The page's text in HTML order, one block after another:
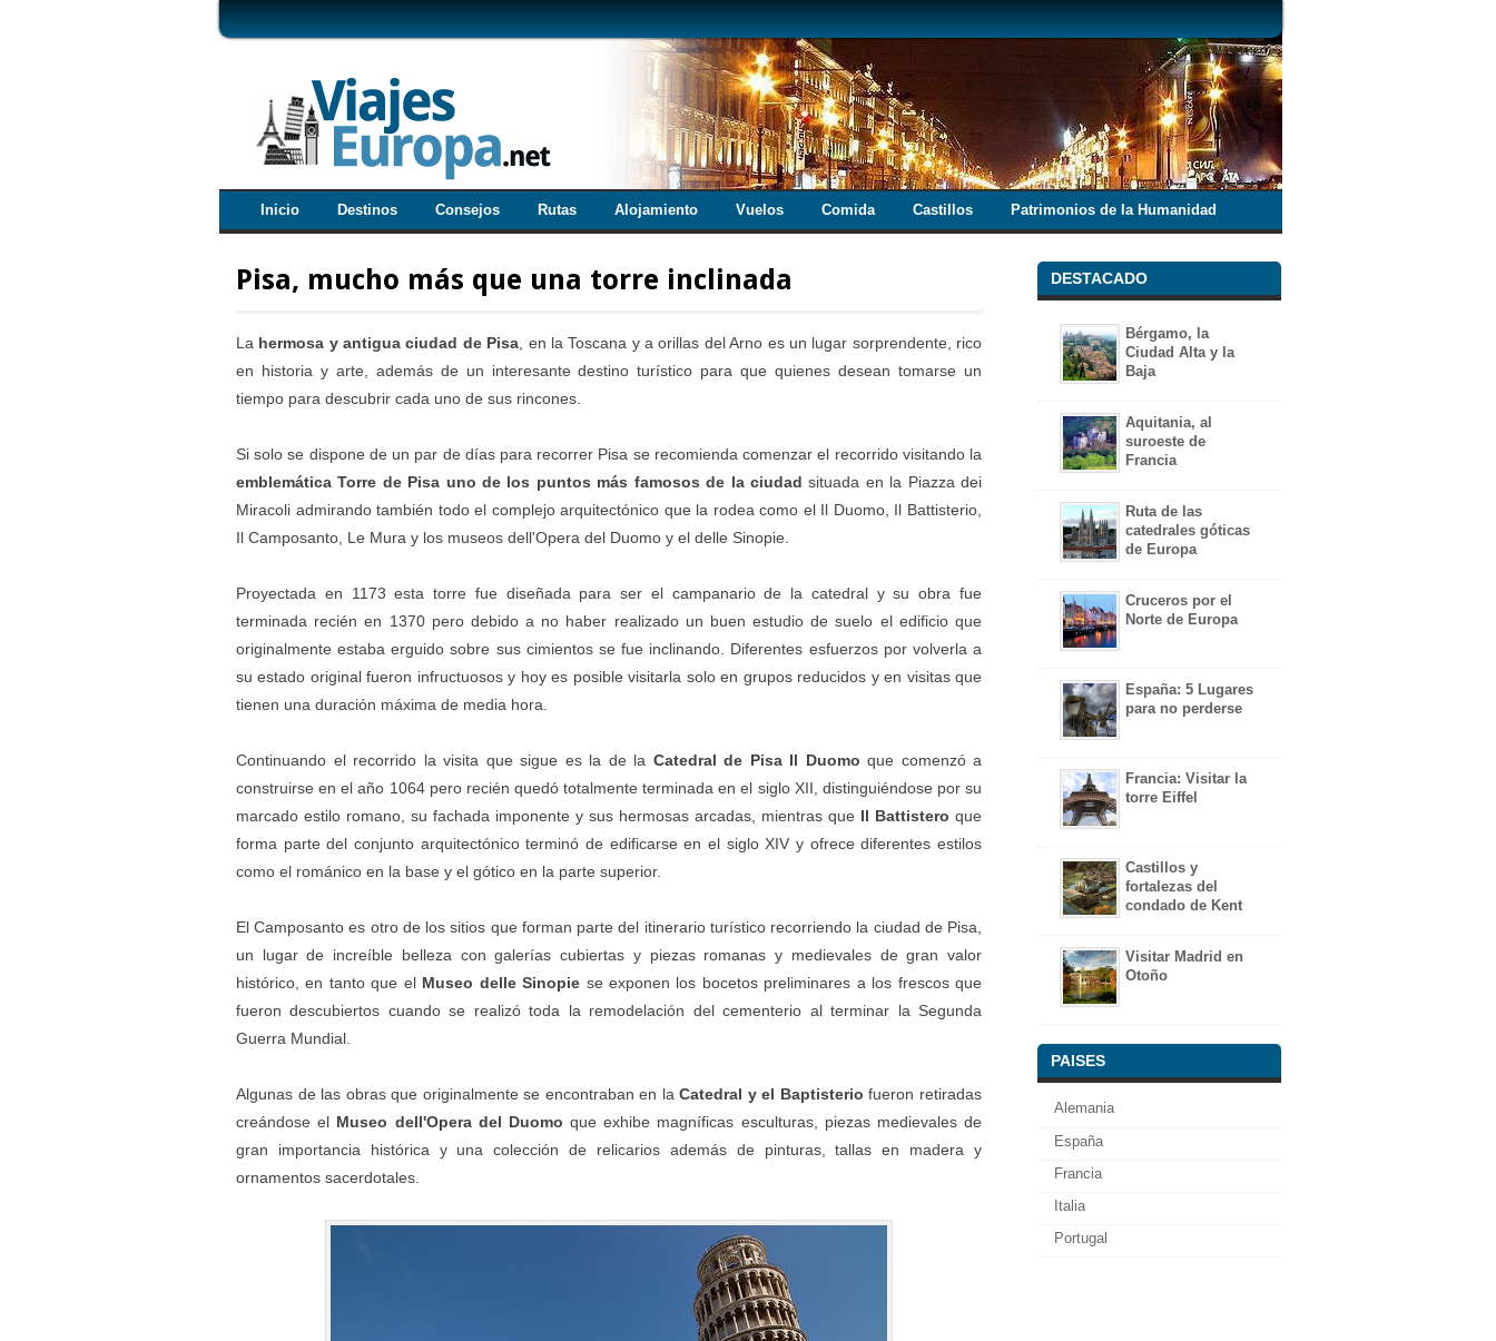
Inicio Destinos Consejos Rutas Alojamiento Vuelos Comida Castillos Patrimonios de la Humanidad
Pisa, mucho más que una torre inclinada
La hermosa y antigua ciudad de Pisa, en la Toscana y a orillas del Arno es un lugar sorprendente, rico
en historia y arte, además de un interesante destino turístico para que quienes desean tomarse un
tiempo para descubrir cada uno de sus rincones.
Si solo se dispone de un par de días para recorrer Pisa se recomienda comenzar el recorrido visitando la
emblemática Torre de Pisa uno de los puntos más famosos de la ciudadsituada en la Piazza dei
Miracoli admirando también todo el complejo arquitectónico que la rodea como el Il Duomo, Il Battisterio,
Il Camposanto, Le Mura y los museos dell'Opera del Duomo y el delle Sinopie.
Proyectada en 1173 esta torre fue diseñada para ser el campanario de la catedral y su obra fue
terminada recién en 1370 pero debido a no haber realizado un buen estudio de suelo el edificio que
originalmente estaba erguido sobre sus cimientos se fue inclinando. Diferentes esfuerzos por volverla a
su estado original fueron infructuosos y hoy es posible visitarla solo en grupos reducidos y en visitas que
tienen una duración máxima de media hora.
Continuando el recorrido la visita que sigue es la de la Catedral de Pisa Il Duomo que comenzó a
construirse en el año 1064 pero recién quedó totalmente terminada en el siglo XII, distinguiéndose por su
marcado estilo romano, su fachada imponente y sus hermosas arcadas, mientras que Il Battistero que
forma parte del conjunto arquitectónico terminó de edificarse en el siglo XIV y ofrece diferentes estilos
como el románico en la base y el gótico en la parte superior.
El Camposanto es otro de los sitios que forman parte del itinerario turístico recorriendo la ciudad de Pisa,
un lugar de increíble belleza con galerías cubiertas y piezas romanas y medievales de gran valor
histórico, en tanto que el Museo delle Sinopie se exponen los bocetos preliminares a los frescos que
fueron descubiertos cuando se realizó toda la remodelación del cementerio al terminar la Segunda
Guerra Mundial.
Algunas de las obras que originalmente se encontraban en laCatedral y el Baptisterio fueron retiradas
creándose el Museo dell'Opera del Duomo que exhibe magníficas esculturas, piezas medievales de
gran importancia histórica y una colección de relicarios además de pinturas, tallas en madera y
ornamentos sacerdotales.
DESTACADO
Bérgamo, la
Ciudad Alta y la
Baja
Aquitania, al
suroeste de
Francia
Ruta de las
catedrales góticas
de Europa
Cruceros por el
Norte de Europa
España: 5 Lugares
para no perderse
Francia: Visitar la
torre Eiffel
Castillos y
fortalezas del
condado de Kent
Visitar Madrid en
Otoño
PAISES
Alemania
España
Francia
Italia
Portugal